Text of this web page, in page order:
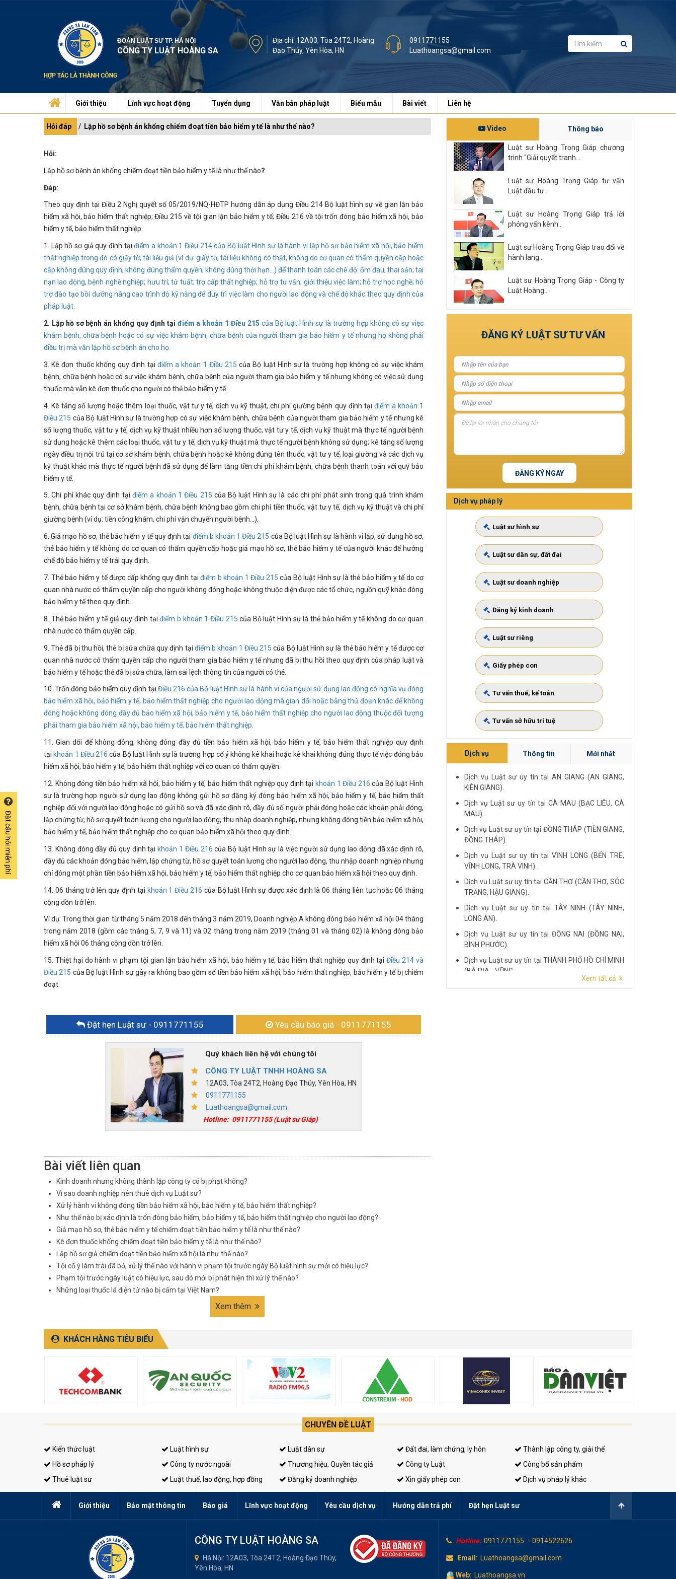
ĐOÀN LUẬT SƯ TP. HÀ NỘI
CÔNG TY LUẬT HOÀNG SA
Địa chỉ: 12A03, Tòa 24T2, Hoàng
Đạo Thúy, Yên Hòa, HN
0911771155
Luathoangsa@gmail.com
Giới thiệu Lĩnh vực hoạt động Tuyển dụng Văn bản pháp luật Biểu mẫu Bài viết Liên hệ
Hỏi đáp Lập hồ sơ bệnh án khống chiếm đoạt tiền bảo hiểm y tế là như thế nào?
Hỏi:
Lập hồ sơ bệnh án khống chiếm đoạt tiền bảo hiểm y tế là như thế nào?
Đáp:
Theo quy định tại Điều 2 Nghị quyết số 05/2019/NQ-HĐTP hướng dẫn áp dụng Điều 214 Bộ luật hình sự về gian lận bảo
hiểm xã hội, bảo hiểm thất nghiệp; Điều 215 về tội gian lận bảo hiểm y tế; Điều 216 về tội trốn đóng bảo hiểm xã hội, bảo
hiểm y tế, bảo hiểm thất nghiệp.
1. Lập hồ sơ giả quy định tạiđiểm a khoản 1 Điều 214 của Bộ luật Hình sự là hành vi lập hồ sơ bảo hiểm xã hội, bảo hiểm
thất nghiệp trong đó có giấy tờ, tài liệu giả (ví dụ: giấy tờ, tài liệu không có thật, không do cơ quan có thẩm quyền cấp hoặc
cấp không đúng quy định, không đúng thẩm quyền, không đúng thời hạn...) để thanh toán các chế độ: ốm đau; thai sản; tai
nạn lao động, bệnh nghề nghiệp; hưu trí; tử tuất; trợ cấp thất nghiệp; hỗ trợ tư vấn, giới thiệu việc làm; hỗ trợ học nghề; hỗ
trợ đào tạo bồi dưỡng nâng cao trình độ kỹ năng để duy trì việc làm cho người lao động và chế độ khác theo quy định của
pháp luật.
2. Lập hồ sơ bệnh án khống quy định tại điểm a khoản 1 Điều 215 của Bộ luật Hình sự là trường hợp không có sự việc
khám bệnh, chữa bệnh hoặc có sự việc khám bệnh, chữa bệnh của người tham gia bảo hiểm y tế nhưng họ không phải
điều trị mà vẫn lập hồ sơ bệnh án cho họ.
3. Kê đơn thuốc khống quy định tại điểm a khoản 1 Điều 215 của Bộ luật Hình sự là trường hợp không có sự việc khám
bệnh, chữa bệnh hoặc có sự việc khám bệnh, chữa bệnh của người tham gia bảo hiểm y tế nhưng không có việc sử dụng
thuốc mà vẫn kê đơn thuốc cho người có thẻ bảo hiểm y tế.
4. Kê tăng số lượng hoặc thêm loại thuốc, vật tư y tế, dịch vụ kỹ thuật, chi phí giường bệnh quy định tại điểm a khoản 1
Điều 215 của Bộ luật Hình sự là trường hợp có sự việc khám bệnh, chữa bệnh của người tham gia bảo hiểm y tế nhưng kê
số lượng thuốc, vật tư y tế, dịch vụ kỹ thuật nhiều hơn số lượng thuốc, vật tư y tế, dịch vụ kỹ thuật mà thực tế người bệnh
sử dụng hoặc kê thêm các loại thuốc, vật tư y tế, dịch vụ kỹ thuật mà thực tế người bệnh không sử dụng; kê tăng số lượng
ngày điều trị nội trú tại cơ sở khám bệnh, chữa bệnh hoặc kê không đúng tên thuốc, vật tư y tế, loại giường và các dịch vụ
kỹ thuật khác mà thực tế người bệnh đã sử dụng để làm tăng tiền chi phí khám bệnh, chữa bệnh thanh toán với quỹ bảo
hiểm y tế.
5. Chi phí khác quy định tạiđiểm a khoản 1 Điều 215 của Bộ luật Hình sự là các chi phí phát sinh trong quá trình khám
bệnh, chữa bệnh tại cơ sở khám bệnh, chữa bệnh không bao gồm chi phí tiền thuốc, vật tư y tế, dịch vụ kỹ thuật và chi phí
giường bệnh (ví dụ: tiền công khám, chi phí vận chuyển người bệnh...).
6. Giả mạo hồ sơ, thẻ bảo hiểm y tế quy định tại điểm b khoản 1 Điều 215 của Bộ luật Hình sự là hành vi lập, sử dụng hồ sơ,
thẻ bảo hiểm y tế không do cơ quan có thẩm quyền cấp hoặc giả mạo hồ sơ, thẻ bảo hiểm y tế của người khác để hưởng
chế độ bảo hiểm y tế trái quy định.
7. Thẻ bảo hiểm y tế được cấp khống quy định tại điểm b khoản 1 Điều 215 của Bộ luật Hình sự là thẻ bảo hiểm y tế do cơ
quan nhà nước có thẩm quyền cấp cho người không đóng hoặc không thuộc diện được các tổ chức, nguồn quỹ khác đóng
bảo hiểm y tế theo quy định.
8. Thẻ bảo hiểm y tế giả quy định tạiđiểm b khoản 1 Điều 215 của Bộ luật Hình sự là thẻ bảo hiểm y tế không do cơ quan
nhà nước có thẩm quyền cấp.
9. Thẻ đã bị thu hồi, thẻ bị sửa chữa quy định tại điểm b khoản 1 Điều 215 của Bộ luật Hình sự là thẻ bảo hiểm y tế được cơ
quan nhà nước có thẩm quyền cấp cho người tham gia bảo hiểm y tế nhưng đã bị thu hồi theo quy định của pháp luật và
bảo hiểm y tế hoặc thẻ đã bị sửa chữa, làm sai lệch thông tin của người có thẻ.
10. Trốn đóng bảo hiểm quy định tại Điều 216 của Bộ luật Hình sự là hành vi của người sử dụng lao động có nghĩa vụ đóng
bảo hiểm xã hội, bảo hiểm y tế, bảo hiểm thất nghiệp cho người lao động mà gian dối hoặc bằng thủ đoạn khác để không
đóng hoặc không đóng đầy đủ bảo hiểm xã hội, bảo hiểm y tế, bảo hiểm thất nghiệp cho người lao động thuộc đối tượng
phải tham gia bảo hiểm xã hội, bảo hiểm y tế, bảo hiểm thất nghiệp.
11. Gian dối để không đóng, không đóng đầy đủ tiền bảo hiểm xã hội, bảo hiểm y tế, bảo hiểm thất nghiệp quy định
tại khoản 1 Điều 216 của Bộ luật Hình sự là trường hợp cố ý không kê khai hoặc kê khai không đúng thực tế việc đóng bảo
hiểm xã hội, bảo hiểm y tế, bảo hiểm thất nghiệp với cơ quan có thẩm quyền.
12. Không đóng tiền bảo hiểm xã hội, bảo hiểm y tế, bảo hiểm thất nghiệp quy định tại khoản 1 Điều 216 của Bộ luật Hình
sự là trường hợp người sử dụng lao động không gửi hồ sơ đăng ký đóng bảo hiểm xã hội, bảo hiểm y tế, bảo hiểm thất
nghiệp đối với người lao động hoặc có gửi hồ sơ và đã xác định rõ, đầy đủ số người phải đóng hoặc các khoản phải đóng,
lập chứng từ, hồ sơ quyết toán lương cho người lao động, thu nhập doanh nghiệp, nhưng không đóng tiền bảo hiểm xã hội,
bảo hiểm y tế, bảo hiểm thất nghiệp cho cơ quan bảo hiểm xã hội theo quy định.
13. Không đóng đầy đủ quy định tại khoản 1 Điều 216 của Bộ luật Hình sự là việc người sử dụng lao động đã xác định rõ,
đầy đủ các khoản đóng bảo hiểm, lập chứng từ, hồ sơ quyết toán lương cho người lao động, thu nhập doanh nghiệp nhưng
chỉ đóng một phần tiền bảo hiểm xã hội, bảo hiểm y tế, bảo hiểm thất nghiệp cho cơ quan bảo hiểm xã hội theo quy định.
14. 06 tháng trở lên quy định tại khoản 1 Điều 216 của Bộ luật Hình sự được xác định là 06 tháng liên tục hoặc 06 tháng
cộng dồn trở lên.
Ví dụ: Trong thời gian từ tháng 5 năm 2018 đến tháng 3 năm 2019, Doanh nghiệp A không đóng bảo hiểm xã hội 04 tháng
trong năm 2018 (gồm các tháng 5, 7, 9 và 11) và 02 tháng trong năm 2019 (tháng 01 và tháng 02) là không đóng bảo
hiểm xã hội 06 tháng cộng dồn trở lên.
15. Thiệt hại do hành vi phạm tội gian lận bảo hiểm xã hội, bảo hiểm y tế, bảo hiểm thất nghiệp quy định tạiĐiều 214 và
Điều 215 của Bộ luật Hình sự gây ra không bao gồm số tiền bảo hiểm xã hội, bảo hiểm thất nghiệp, bảo hiểm y tế bị chiếm
đoạt.
Đặt hẹn Luật sư- 0911771155 Yêu cầu báo giá - 0911771155
Quý khách liên hệ với chúng tôi
CÔNG TY LUẬT TNHH HOÀNG SA
12A03, Tòa 24T2, Hoàng Đạo Thúy, Yên Hòa, HN
0911771155
Luathoangsa@gmail.com
Hotline: 0911771155(Luật sư Giáp)
Bài viết liên quan
Kinh doanh nhưng không thành lập công ty có bị phạt không?
Vì sao doanh nghiệp nên thuê dịch vụ Luật sư?
Xử lý hành vi không đóng tiền bảo hiểm xã hội, bảo hiểm y tế, bảo hiểm thất nghiệp?
Như thế nào bị xác định là trốn đóng bảo hiểm, bảo hiểm y tế, bảo hiểm thất nghiệp cho người lao động?
Giả mạo hồ sơ, thẻ bảo hiểm y tế​​​​​​​ chiếm đoạt tiền bảo hiểm y tế là như thế nào?
Kê đơn thuốc khống chiếm đoạt tiền bảo hiểm y tế là như thế nào?
Lập hồ sơ giả chiếm đoạt tiền bảo hiểm xã hội là như thế nào?
Tội cố ý làm trái đã bỏ, xử lý thế nào với hành vi phạm tội trước ngày Bộ luật hình sự mới có hiệu lực?
Phạm tội trước ngày luật có hiệu lực, sau đó mới bị phát hiện thì xử lý thế nào?
Những loại thuốc lá điện tử nào bị cấm tại Việt Nam?
Xem thêm
Video Thông báo
Luật sư Hoàng Trọng Giáp chương
trình "Giải quyết tranh...
Luật sư Hoàng Trọng Giáp tư vấn
Luật đầu tư...
Luật sư Hoàng Trọng Giáp trả lời
phỏng vấn kênh...
Luật sư Hoàng Trọng Giáp trao đổi về
hành lang...
Luật sư Hoàng Trọng Giáp - Công ty
Luật Hoàng...
Xem tất cả
ĐĂNG KÝ LUẬT SƯ TƯ VẤN
ĐĂNG KÝ NGAY
Dịch vụ pháp lý
Luật sư hình sự
Luật sư dân sự, đất đai
Luật sư doanh nghiệp
Đăng ký kinh doanh
Luật sư riêng
Giấy phép con
Tư vấn thuế, kế toán
Tư vấn sở hữu trí tuệ
Dịch vụ Thông tin Mới nhất
Dịch vụ Luật sư uy tín tại AN GIANG (AN GIANG,
KIÊN GIANG).
Dịch vụ Luật sư uy tín tại CÀ MAU (BẠC LIÊU, CÀ
MAU).
Dịch vụ Luật sư uy tín tại ĐỒNG THÁP (TIỀN GIANG,
ĐỒNG THÁP).
Dịch vụ Luật sư uy tín tại VĨNH LONG (BẾN TRE,
VĨNH LONG, TRÀ VINH).
Dịch vụ Luật sư uy tín tại CẦN THƠ (CẦN THƠ, SÓC
TRĂNG, HẬU GIANG).
Dịch vụ Luật sư uy tín tại TÂY NINH (TÂY NINH,
LONG AN).
Dịch vụ Luật sư uy tín tại ĐỒNG NAI (ĐỒNG NAI,
BÌNH PHƯỚC).
Dịch vụ Luật sư uy tín tại THÀNH PHỐ HỒ CHÍ MINH
(BÀ RỊA - VŨNG...
Xem tất cả
KHÁCH HÀNG TIÊU BIỂU
CHUYÊN ĐỀ LUẬT
Kiến thức luật Luật hình sự Luật dân sự Đất đai, làm chứng, ly hôn
Thành lập công ty, giải thể
Hồ sơ pháp lý
Công ty nước ngoài Thương hiệu, Quyền tác giả Công ty Luật
Công bố sản phẩm
Thuê luật sư
Luật thuế, lao động, hợp đồng Đăng ký doanh nghiệp Xin giấy phép con Dịch vụ pháp lý khác
Đặt câu hỏi miễn phí
Giới thiệu Bảo mật thông tin Báo giá Lĩnh vực hoạt động Yêu cầu dịch vụ Hướng dẫn trả phí Đặt hẹn Luật sư
CÔNG TY LUẬT HOÀNG SA
Hà Nội: 12A03, Tòa 24T2, Hoàng Đạo Thúy,
Yên Hòa, HN
Hotline: 0911771155 - 0914522626
Email: Luathoangsa@gmail.com
Web: Luathoangsa.vn